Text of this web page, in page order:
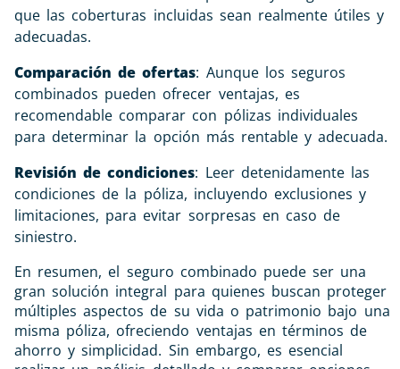
que las coberturas incluidas sean realmente útiles y
adecuadas.
Comparación de ofertas: Aunque los seguros
combinados pueden ofrecer ventajas, es
recomendable comparar con pólizas individuales
para determinar la opción más rentable y adecuada.
Revisión de condiciones: Leer detenidamente las
condiciones de la póliza, incluyendo exclusiones y
limitaciones, para evitar sorpresas en caso de
siniestro.
En resumen, el seguro combinado puede ser una
gran solución integral para quienes buscan proteger
múltiples aspectos de su vida o patrimonio bajo una
misma póliza, ofreciendo ventajas en términos de
ahorro y simplicidad. Sin embargo, es esencial